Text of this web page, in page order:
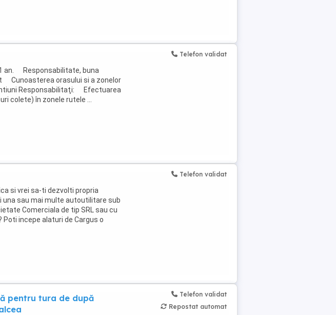
an. Responsabilitate, buna
Cunoasterea orasului si a zonelor
Responsabilitaţi: Efectuarea
colete) în zonele rutele ...
Telefon validat
si vrei sa-ti dezvolti propria
sau mai multe autoutilitare sub
Comerciala de tip SRL sau cu
incepe alaturi de Cargus o
Telefon validat
pentru tura de după
Telefon validat
Repostat automat